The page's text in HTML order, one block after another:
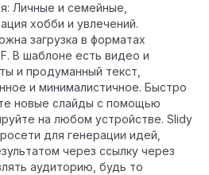
Личные и семейные,
хобби и увлечений.
загрузка в форматах
В шаблоне есть видео и
и продуманный текст,
и минималистичное. Быстро
новые слайды с помощью
на любом устройстве. Slidy
для генерации идей,
через ссылку через
аудиторию, будь то